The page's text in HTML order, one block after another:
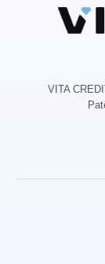
VITA